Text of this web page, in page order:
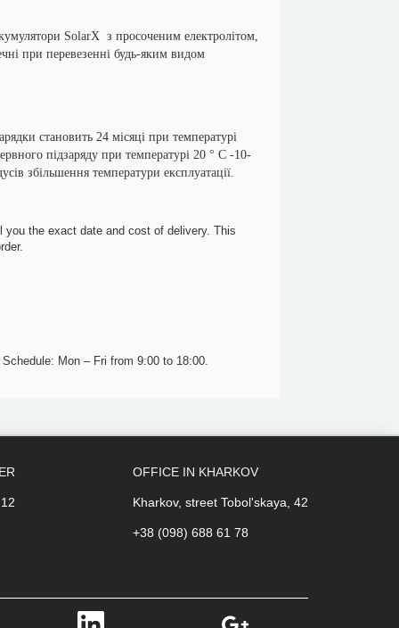
SolarX з просоченим електролітом,
при перевезенні будь-яким видом
становить 24 місяці при температурі
підзаряду при температурі 20 ° С -10-
збільшення температури експлуатації.
the exact date and cost of delivery. This
Mon – Fri from 9:00 to 18:00.
OFFICE IN KHARKOV
Kharkov, street Tobol'skaya, 42
+38 (098) 688 61 78